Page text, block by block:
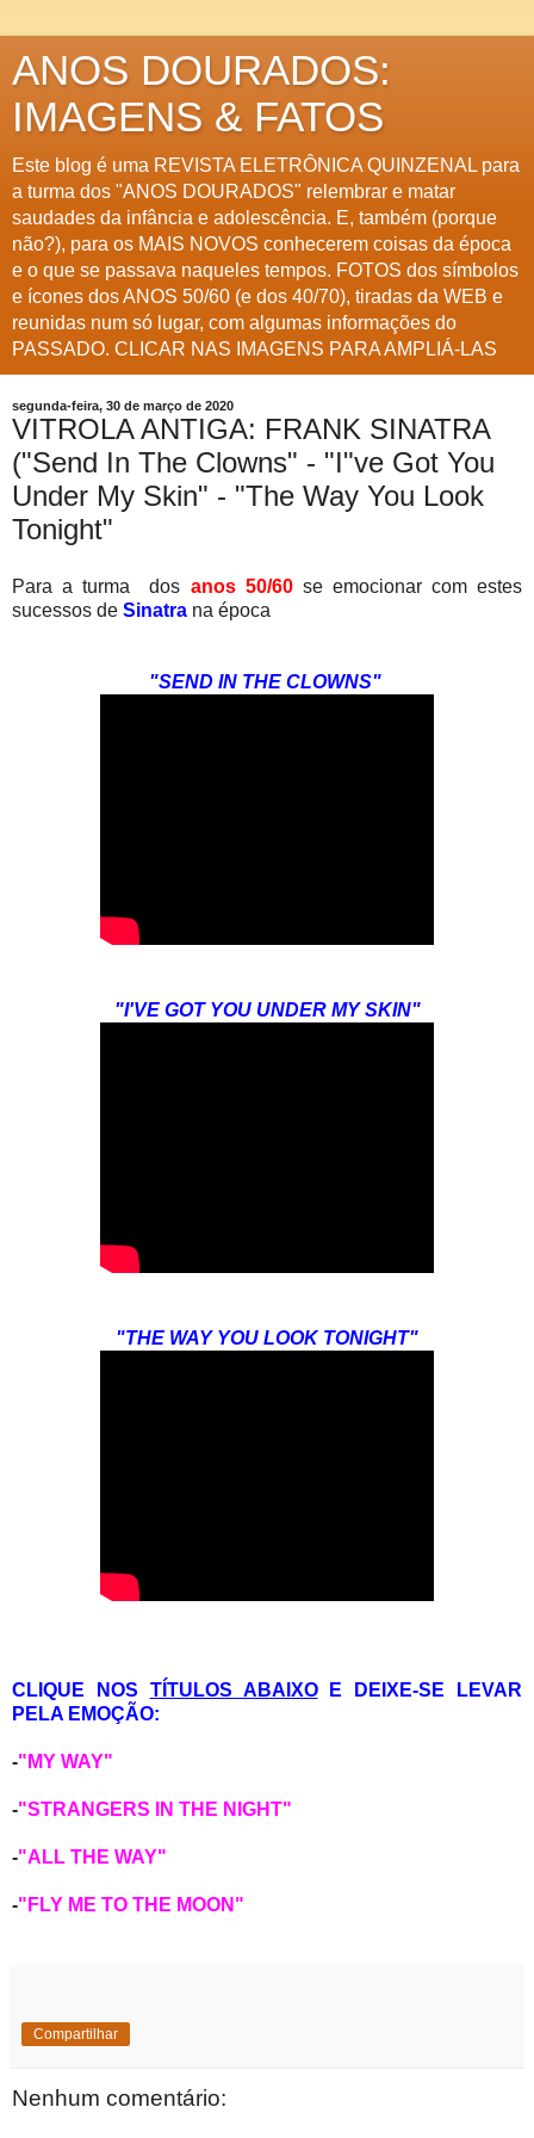
ANOS DOURADOS:
IMAGENS & FATOS
Este blog é uma REVISTA ELETRÔNICA QUINZENAL para
a turma dos "ANOS DOURADOS" relembrar e matar
saudades da infância e adolescência. E, também (porque
não?), para os MAIS NOVOS conhecerem coisas da época
e o que se passava naqueles tempos. FOTOS dos símbolos
e ícones dos ANOS 50/60 (e dos 40/70), tiradas da WEB e
reunidas num só lugar, com algumas informações do
PASSADO. CLICAR NAS IMAGENS PARA AMPLIÁ-LAS
segunda-feira, 30 de março de 2020
VITROLA ANTIGA: FRANK SINATRA
("Send In The Clowns" - "I"ve Got You
Under My Skin" - "The Way You Look
Tonight"
Para a turma dos anos 50/60se emocionar com estes
sucessos de Sinatra na época
"SEND IN THE CLOWNS"
"I'VE GOT YOU UNDER MY SKIN"
"THE WAY YOU LOOK TONIGHT"
CLIQUE NOS TÍTULOS ABAIXOE DEIXE-SE LEVAR
PELA EMOÇÃO:
-"MY WAY"
-"STRANGERS IN THE NIGHT"
-"ALL THE WAY"
-"FLY ME TO THE MOON"
Compartilhar
Nenhum comentário: